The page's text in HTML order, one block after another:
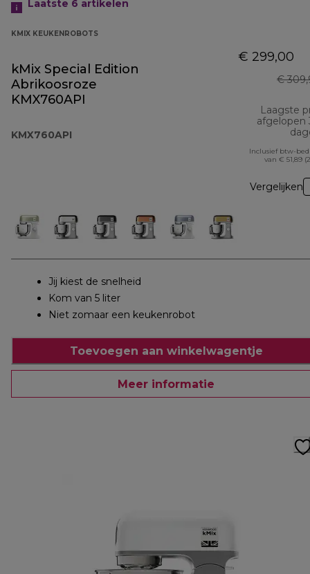
Laatste 6 artikelen
KMIX KEUKENROBOTS
kMix Special Edition
Abrikoosroze
KMX760API
KMX760API
€ 299,00
€
Laagste
afgelopen
Inclusief btw-
van € 51,89
Vergelijken
Jij kiest de snelheid
Kom van 5 liter
Niet zomaar een keukenrobot
Toevoegen aan winkelwagentje
Meer informatie